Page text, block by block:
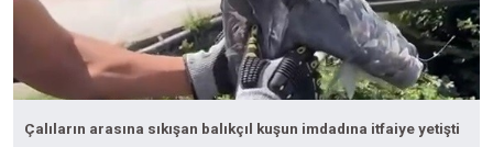
Çalıların arasına sıkışan balıkçıl kuşun imdadına itfaiye yetişti